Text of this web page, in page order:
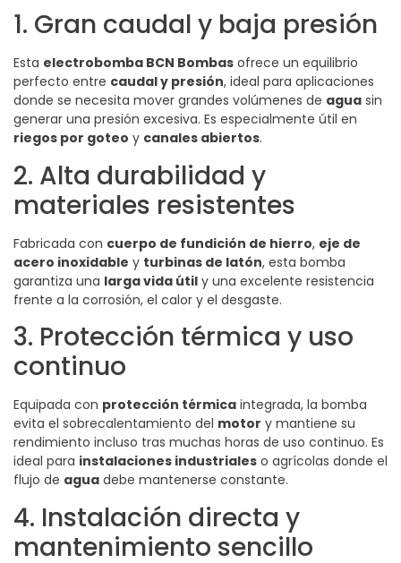
1. Gran caudal y baja presión
Esta electrobomba BCN Bombas ofrece un equilibrio
perfecto entre caudal y presión, ideal para aplicaciones
donde se necesita mover grandes volúmenes de agua sin
generar una presión excesiva. Es especialmente útil en
riegos por goteo y canales abiertos.
2. Alta durabilidad y
materiales resistentes
Fabricada con cuerpo de fundición de hierro, eje de
acero inoxidable y turbinas de latón, esta bomba
garantiza una larga vida útil y una excelente resistencia
frente a la corrosión, el calor y el desgaste.
3. Protección térmica y uso
continuo
Equipada con protección térmica integrada, la bomba
evita el sobrecalentamiento del motor y mantiene su
rendimiento incluso tras muchas horas de uso continuo. Es
ideal para instalaciones industriales o agrícolas donde el
flujo de agua debe mantenerse constante.
4. Instalación directa y
mantenimiento sencillo